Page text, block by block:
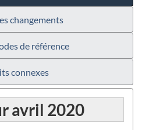
changements
de référence
connexes
avril 2020